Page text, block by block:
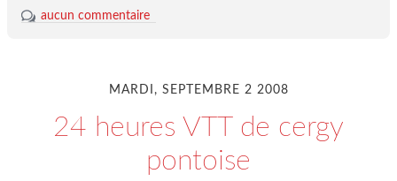
aucun commentaire
MARDI, SEPTEMBRE 2 2008
24 heures VTT de cergy
pontoise